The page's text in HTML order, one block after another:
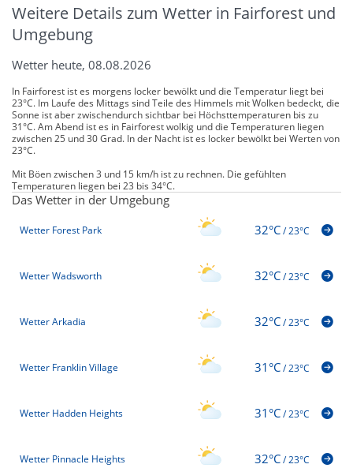
Weitere Details zum Wetter in Fairforest und
Umgebung
Wetter heute, 08.08.2026
In Fairforest ist es morgens locker bewölkt und die Temperatur liegt bei
23°C. Im Laufe des Mittags sind Teile des Himmels mit Wolken bedeckt, die
Sonne ist aber zwischendurch sichtbar bei Höchsttemperaturen bis zu
31°C. Am Abend ist es in Fairforest wolkig und die Temperaturen liegen
zwischen 25 und 30 Grad. In der Nacht ist es locker bewölkt bei Werten von
23°C.
Mit Böen zwischen 3 und 15 km/h ist zu rechnen. Die gefühlten
Temperaturen liegen bei 23 bis 34°C.
Das Wetter in der Umgebung
Wetter Forest Park 32°C/23°C
Wetter Wadsworth 32°C/23°C
Wetter Arkadia 32°C/23°C
Wetter Franklin Village 31°C/23°C
Wetter Hadden Heights 31°C/23°C
Wetter Pinnacle Heights 32°C/23°C